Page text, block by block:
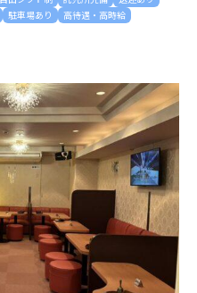
駐車場あり
高待遇・高時給